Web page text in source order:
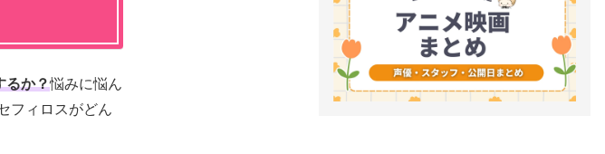
るか？悩みに悩ん
フィロスがどん